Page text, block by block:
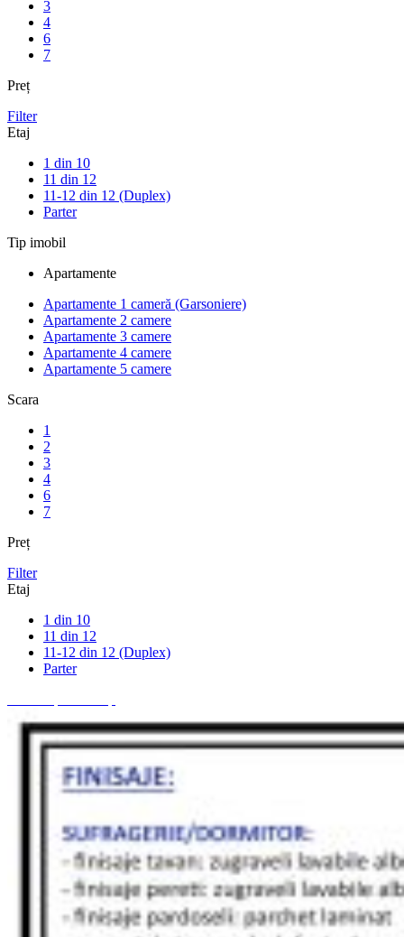
3
4
6
7
Preț
Filter
Etaj
1 din 10
11 din 12
11-12 din 12 (Duplex)
Parter
Tip imobil
Apartamente
Apartamente 1 cameră (Garsoniere)
Apartamente 2 camere
Apartamente 3 camere
Apartamente 4 camere
Apartamente 5 camere
Scara
1
2
3
4
6
7
Preț
Filter
Etaj
1 din 10
11 din 12
11-12 din 12 (Duplex)
Parter